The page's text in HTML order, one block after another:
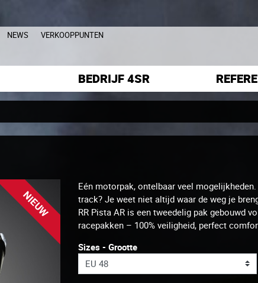
NEWS VERKOOPPUNTEN
BEDRIJF 4SR
NIEUW
Eén motorpak, ontelbaar veel
track? Je weet niet altijd waar de weg je
RR Pista AR is een tweedelig pak gebouwd
racepakken – 100% veiligheid, perfect
Sizes - Grootte